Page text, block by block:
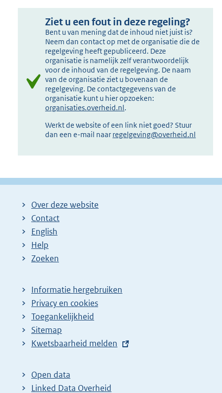
Ziet u een fout in deze regeling?
Bent u van mening dat de inhoud niet juist is?
Neem dan contact op met de organisatie die de
regelgeving heeft gepubliceerd. Deze
organisatie is namelijk zelf verantwoordelijk
voor de inhoud van de regelgeving. De naam
van de organisatie ziet u bovenaan de
regelgeving. De contactgegevens van de
organisatie kunt u hier opzoeken:
organisaties.overheid.nl.
Werkt de website of een link niet goed? Stuur
dan een e-mail naar regelgeving@overheid.nl
Over deze website
Contact
English
Help
Zoeken
Informatie hergebruiken
Privacy en cookies
Toegankelijkheid
Sitemap
E
t
e
Kwetsbaarheid melden
Open data
Linked Data Overheid